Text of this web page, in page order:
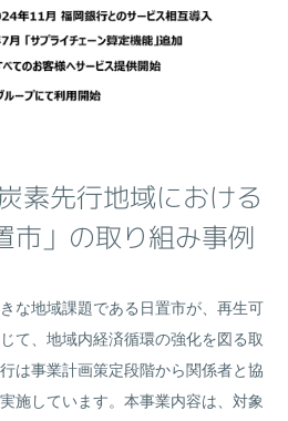
素先行地域における
市」の取り組み事例
な地域課題である日置市が、再生可
て、地域内経済循環の強化を図る取
は事業計画策定段階から関係者と協
施しています。本事業内容は、対象